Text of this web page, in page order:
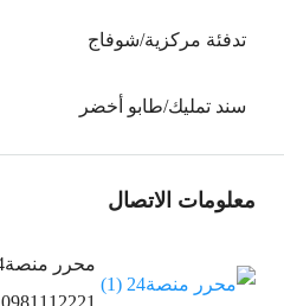
تدفئة مركزية/شوفاج
سند تمليك/طابو أخضر
معلومات الاتصال
محرر منصة24 (1)
0981112221